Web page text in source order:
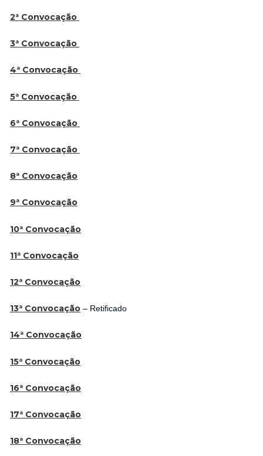
2ª Convocação
3ª Convocação
4ª Convocação
5ª Convocação
6ª Convocação
7ª Convocação
8ª Convocação
9ª Convocação
10ª Convocação
11ª Convocação
12ª Convocação
13ª Convocação – Retificado
14ª Convocação
15ª Convocação
16ª Convocação
17ª Convocação
18ª Convocação